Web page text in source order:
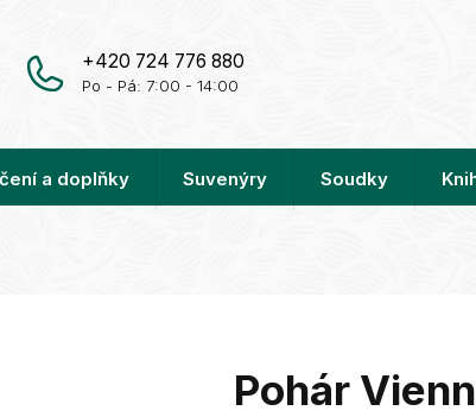
+420 724 776 880
Po - Pá: 7:00 - 14:00
a doplňky Suvenýry Soudky
Pohár